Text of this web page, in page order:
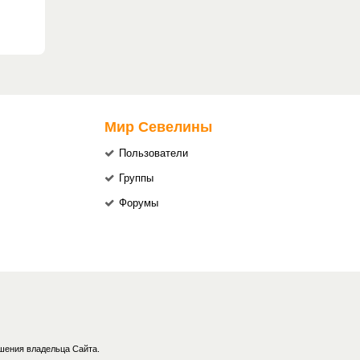
Мир Севелины
Пользователи
Группы
Форумы
владельца Сайта.